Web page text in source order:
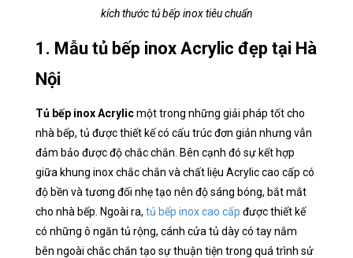
kích thước tủ bếp inox tiêu chuẩn
1. Mẫu tủ bếp inox Acrylic đẹp tại Hà
Nội
Tủ bếp inox Acrylicmột trong những giải pháp tốt cho
nhà bếp, tủ được thiết kế có cấu trúc đơn giản nhưng vẫn
đảm bảo được độ chắc chắn. Bên cạnh đó sự kết hợp
giữa khung inox chắc chắn và chất liệu Acrylic cao cấp có
độ bền và tương đối nhẹ tạo nên độ sáng bóng, bắt mắt
cho nhà bếp. Ngoài ra, tủ bếp inox cao cấp được thiết kế
có những ô ngăn tủ rộng, cánh cửa tủ dày có tay nắm
bên ngoài chắc chắn tạo sự thuận tiện trong quá trình sử